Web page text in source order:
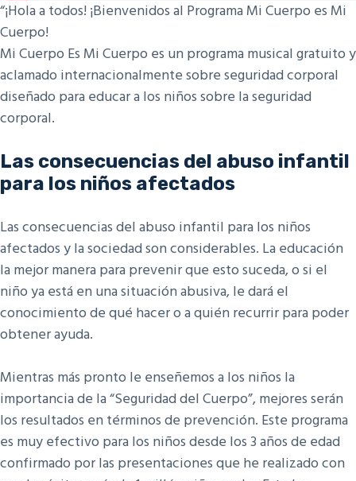
“¡Hola a todos! ¡Bienvenidos al Programa Mi Cuerpo es Mi
Cuerpo!
Mi Cuerpo Es Mi Cuerpo es un programa musical gratuito y
aclamado internacionalmente sobre seguridad corporal
diseñado para educar a los niños sobre la seguridad
corporal.
Las consecuencias del abuso infantil
para los niños afectados
Las consecuencias del abuso infantil para los niños
afectados y la sociedad son considerables. La educación
la mejor manera para prevenir que esto suceda, o si el
niño ya está en una situación abusiva, le dará el
conocimiento de qué hacer o a quién recurrir para poder
obtener ayuda.
Mientras más pronto le enseñemos a los niños la
importancia de la “Seguridad del Cuerpo”, mejores serán
los resultados en términos de prevención. Este programa
es muy efectivo para los niños desde los 3 años de edad
confirmado por las presentaciones que he realizado con